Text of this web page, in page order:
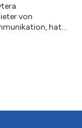
von
hat
und
ermöglicht das
über große